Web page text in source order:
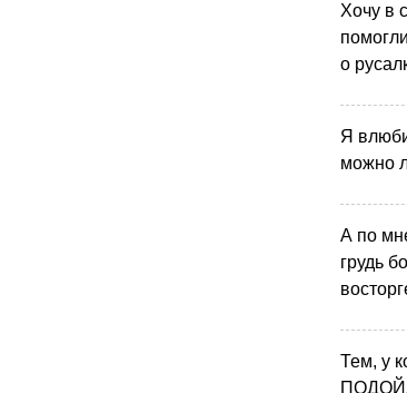
Хочу в
о
Я
можно
А по
грудь
Тем, у